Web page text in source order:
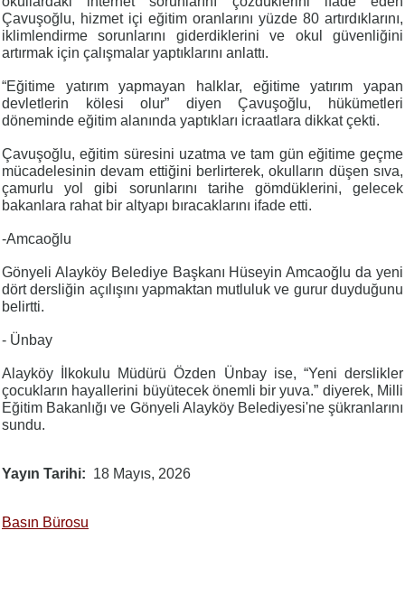
Çavuşoğlu, hizmet içi eğitim oranlarını yüzde 80 artırdıklarını,
iklimlendirme sorunlarını giderdiklerini ve okul güvenliğini
artırmak için çalışmalar yaptıklarını anlattı.
“Eğitime yatırım yapmayan halklar, eğitime yatırım yapan
devletlerin kölesi olur” diyen Çavuşoğlu, hükümetleri
döneminde eğitim alanında yaptıkları icraatlara dikkat çekti.
Çavuşoğlu, eğitim süresini uzatma ve tam gün eğitime geçme
mücadelesinin devam ettiğini berlirterek, okulların düşen sıva,
çamurlu yol gibi sorunlarını tarihe gömdüklerini, gelecek
bakanlara rahat bir altyapı bıracaklarını ifade etti.
-Amcaoğlu
Gönyeli Alayköy Belediye Başkanı Hüseyin Amcaoğlu da yeni
dört dersliğin açılışını yapmaktan mutluluk ve gurur duyduğunu
belirtti.
- Ünbay
Alayköy İlkokulu Müdürü Özden Ünbay ise, “Yeni derslikler
çocukların hayallerini büyütecek önemli bir yuva.” diyerek, Milli
Eğitim Bakanlığı ve Gönyeli Alayköy Belediyesi'ne şükranlarını
sundu.
Yayın Tarihi 18 Mayıs, 2026
Basın Bürosu